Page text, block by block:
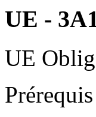
UE -
UE
Prérequis